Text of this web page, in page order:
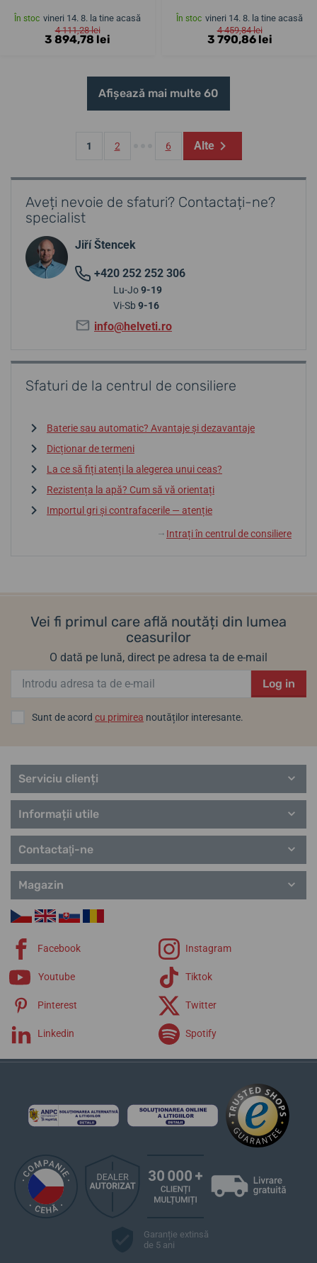
În stoc vineri 14. 8. la tine acasă
4 111,28 lei
3 894,78 lei
În stoc vineri 14. 8. la tine acasă
4 459,84 lei
3 790,86 lei
Afișează mai multe 60
1 2 6 Alte
Aveți nevoie de sfaturi? Contactați-ne?
specialist
Jiří Štencek
+420 252 252 306
Lu-Jo9-19
Vi-Sb 9-16
info@helveti.ro
Sfaturi de la centrul de consiliere
Baterie sau automatic? Avantaje și dezavantaje
Dicționar de termeni
La ce să fiți atenți la alegerea unui ceas?
Rezistența la apă? Cum să vă orientați
Importul gri și contrafacerile — atenție
↓ Intrați în centrul de consiliere
Vei fi primul care află noutăți din lumea
ceasurilor
O dată pe lună, direct pe adresa ta de e-mail
Log in
Sunt de acord cu primirea noutăților interesante.
Serviciu clienți
Informații utile
Contactaţi-ne
Magazin
Facebook Instagram
Youtube Tiktok
Pinterest Twitter
Linkedin Spotify
Garanție extinsă
de 5 ani